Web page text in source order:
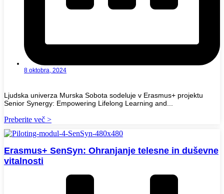
8 oktobra, 2024
Ljudska univerza Murska Sobota sodeluje v Erasmus+ projektu
Senior Synergy: Empowering Lifelong Learning and...
Preberite več >
Erasmus+ SenSyn: Ohranjanje telesne in duševne
vitalnosti